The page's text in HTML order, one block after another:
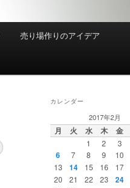
売り場作りのアイデア
カレンダー
2017年2月
月 火 水 木 金
1 2 3
6 7 8 9 10
13
14 15 16 17
20
21 22 23 24